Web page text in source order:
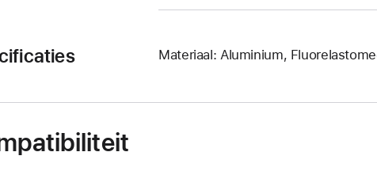
Materiaal: Aluminium,